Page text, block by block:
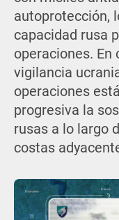
autoprotección,
capacidad rusa
operaciones. En
vigilancia
operaciones
progresiva la
rusas a lo largo
costas